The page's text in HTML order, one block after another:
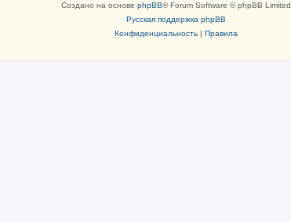
Создано на основе phpBB® Forum Software © phpBB Limited
Русская поддержка phpBB
Конфиденциальность| Правила